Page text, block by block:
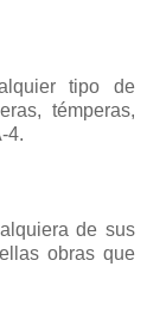
tipo de
témperas,
4.
de sus
obras que